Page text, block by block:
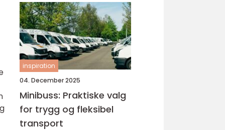
inspiration
04. December 2025
Minibuss: Praktiske valg
for trygg og fleksibel
transport